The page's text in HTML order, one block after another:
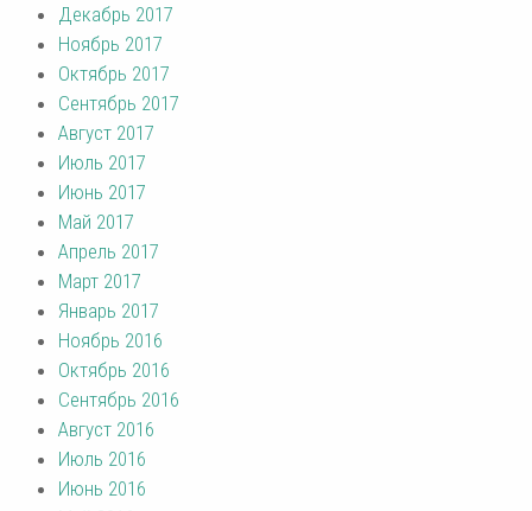
Декабрь 2017
Ноябрь 2017
Октябрь 2017
Сентябрь 2017
Август 2017
Июль 2017
Июнь 2017
Май 2017
Апрель 2017
Март 2017
Январь 2017
Ноябрь 2016
Октябрь 2016
Сентябрь 2016
Август 2016
Июль 2016
Июнь 2016